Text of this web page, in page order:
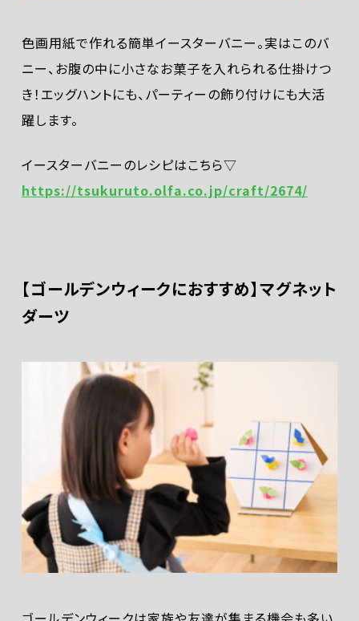
色画用紙で作れる簡単イースターバニー。実はこのバ
ニー、お腹の中に小さなお菓子を入れられる仕掛けつ
き！エッグハントにも、パーティーの飾り付けにも大活
躍します。
イースターバニーのレシピはこちら▽
https://tsukuruto.olfa.co.jp/craft/2674/
【ゴールデンウィークにおすすめ】マグネット
ダーツ